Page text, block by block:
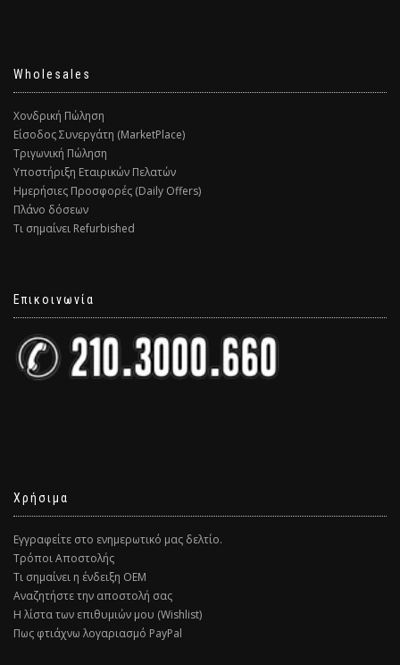
Wholesales
Χονδρική Πώληση
Είσοδος Συνεργάτη (MarketPlace)
Τριγωνική Πώληση
Υποστήριξη Εταιρικών Πελατών
Ημερήσιες Προσφορές (Daily Offers)
Πλάνο δόσεων
Τι σημαίνει Refurbished
Επικοινωνία
Χρήσιμα
Εγγραφείτε στο ενημερωτικό μας δελτίο.
Τρόποι Αποστολής
Τι σημαίνει η ένδειξη ΟΕΜ
Αναζητήστε την αποστολή σας
Η λίστα των επιθυμιών μου (Wishlist)
Πως φτιάχνω λογαριασμό PayPal